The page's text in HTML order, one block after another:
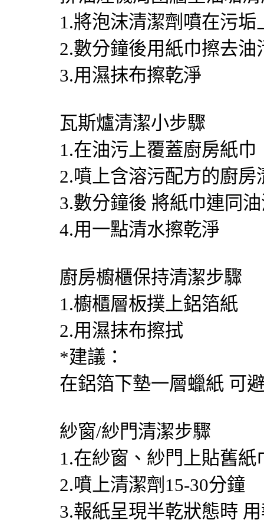
1.將泡沫清潔劑噴在污垢
2.數分鐘後用紙巾擦去油
3.用濕抹布擦乾淨
瓦斯爐清潔小步驟
1.在油污上覆蓋廚房紙巾
2.噴上含溶污配方的廚房
3.數分鐘後 將紙巾連同
4.用一點清水擦乾淨
廚房櫥櫃保持清潔步驟
1.櫥櫃層板撲上鋁箔紙
2.用濕抹布擦拭
*建議：
在鋁箔下墊一層蠟紙 可
紗窗/紗門清潔步驟
1.在紗窗、紗門上貼舊紙
2.噴上清潔劑15-30分鐘
3.報紙呈現半乾狀態時